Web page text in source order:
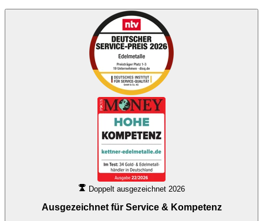
Doppelt ausgezeichnet 2026
Ausgezeichnet für Service & Kompetenz